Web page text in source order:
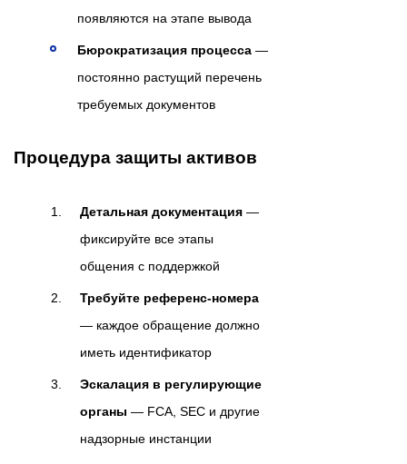
появляются на этапе вывода
Бюрократизация процесса —
постоянно растущий перечень
требуемых документов
Процедура защиты активов
Детальная документация —
фиксируйте все этапы
общения с поддержкой
Требуйте референс-номера
— каждое обращение должно
иметь идентификатор
Эскалация в регулирующие
органы — FCA, SEC и другие
надзорные инстанции